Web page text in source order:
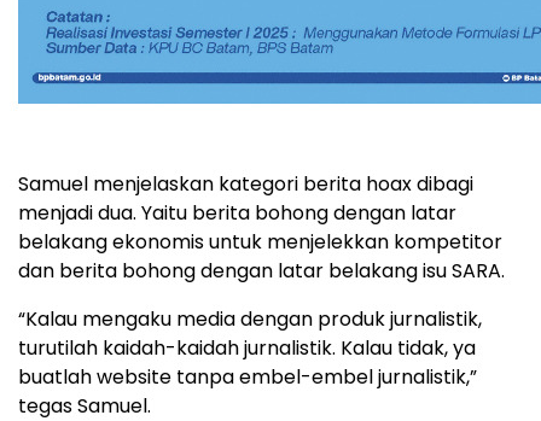
Samuel menjelaskan kategori berita hoax dibagi
menjadi dua. Yaitu berita bohong dengan latar
belakang ekonomis untuk menjelekkan kompetitor
dan berita bohong dengan latar belakang isu SARA.
“Kalau mengaku media dengan produk jurnalistik,
turutilah kaidah-kaidah jurnalistik. Kalau tidak, ya
buatlah website tanpa embel-embel jurnalistik,”
tegas Samuel.